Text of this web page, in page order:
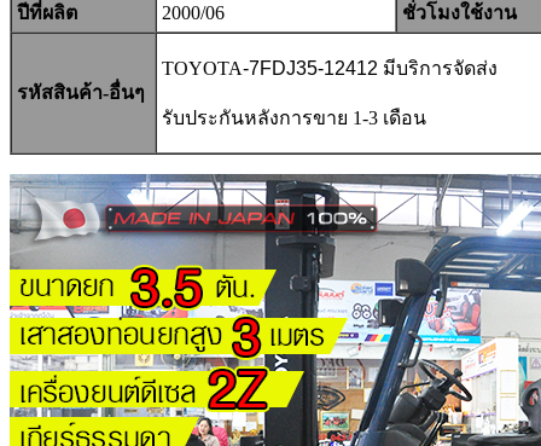
ปีที่ผลิต
2000/06 ชั่วโมงใช้งาน
รหัสสินค้า-อื่นๆ
TOYOTA-7FDJ35-12412 มีบริการจัดส่ง
รับประกันหลังการขาย 1-3 เดือน